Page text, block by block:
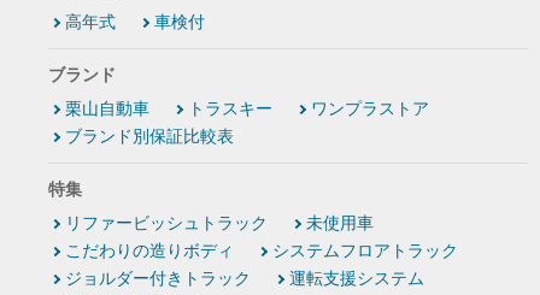
高年式
車検付
ブランド
栗山自動車
トラスキー
ワンプラストア
ブランド別保証比較表
特集
リファービッシュトラック
未使用車
こだわりの造りボディ
システムフロアトラック
ジョルダー付きトラック
運転支援システム